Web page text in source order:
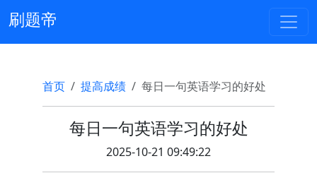
刷题帝
首页 提高成绩 每日一句英语学习的好处
每日一句英语学习的好处
2025-10-21 09:49:22